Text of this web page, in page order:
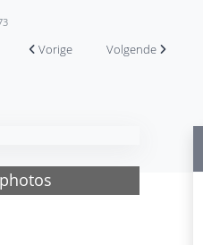
Vorige Volgende